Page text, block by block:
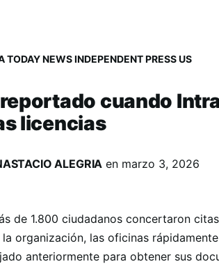
TODAY NEWS INDEPENDENT PRESS US
cuando
licencias
ALEGRIA en marzo 3, 2026
de 1.800 ciudadanos concertaron
organización, las oficinas
anteriormente para obtener sus